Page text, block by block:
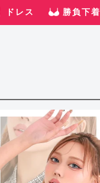
ドレス 勝負下着